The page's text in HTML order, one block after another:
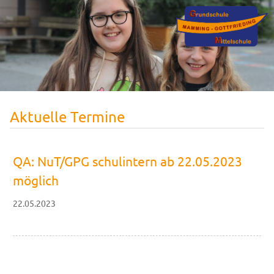
Aktuelle Termine
QA: NuT/GPG schulintern ab 22.05.2023
möglich
22.05.2023